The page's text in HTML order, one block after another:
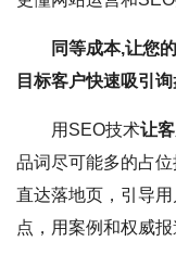
同等成本,让您
目标客户快速吸引
用SEO技术让
品词尽可能多的占
直达落地页，引导
点，用案例和权威